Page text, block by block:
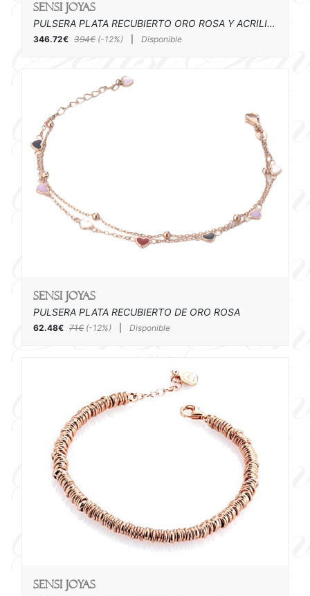
SENSI joyas
PULSERA PLATA RECUBIERTO ORO ROSA Y ACRILICO
346.72€ 394€ (-12%) Disponible
SENSI joyas
PULSERA PLATA RECUBIERTO DE ORO ROSA
62.48€ 71€ (-12%) Disponible
SENSI joyas